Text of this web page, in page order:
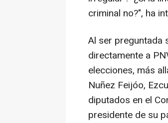
criminal no?", ha
Al ser preguntada
directamente a
elecciones, más
Nuñez Feijóo,
diputados en el
presidente de su